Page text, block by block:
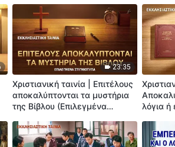
23:35
Χριστιανική ταινία | Επιτέλους
αποκαλύπτονται τα μυστήρια
της Βίβλου (Επιλεγμένα
λόγια